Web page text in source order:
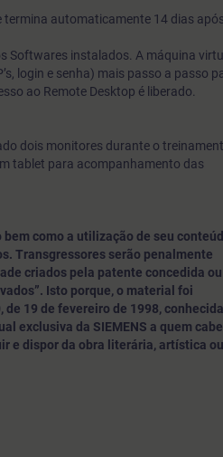
automaticamente 14 dias
Softwares instalados. A máquina
login e senha) mais passo a passo
ao Remote Desktop é liberado.
dois monitores durante o
tablet para acompanhamento das
como a utilização de seu
Transgressores serão penalmente
criados pela patente concedida ou
Isto porque, o material foi
de 19 de fevereiro de 1998, conhecida
exclusiva da SIEMENS a quem
e dispor da obra literária, artística ou